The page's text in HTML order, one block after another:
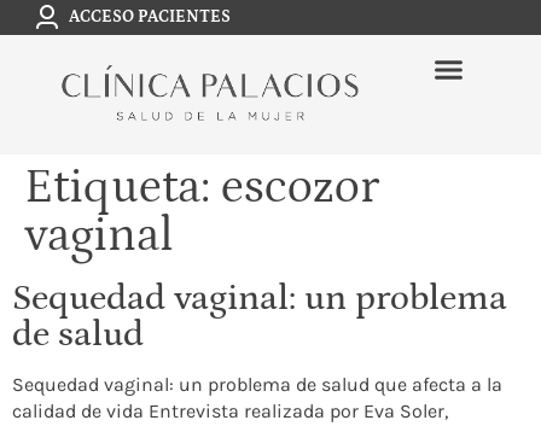
ACCESO PACIENTES
Etiqueta: escozor
vaginal
Sequedad vaginal: un problema
de salud
Sequedad vaginal: un problema de salud que afecta a la
calidad de vida Entrevista realizada por Eva Soler,